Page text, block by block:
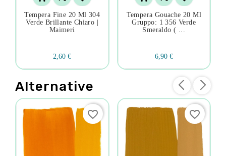
Tempera Fine 20 Ml 304
Verde Brillante Chiaro |
Maimeri
2,60 €
Tempera Gouache 20 Ml
Gruppo: 1 356 Verde
Smeraldo ( ...
6,90 €
Alternative
favorite_border favorite_border